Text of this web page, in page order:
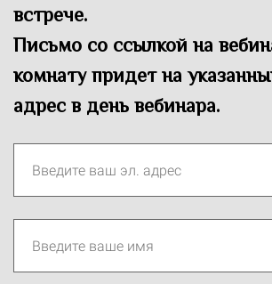
встрече.
Письмо со ссылкой на
комнату придет на
адрес в день вебинара.